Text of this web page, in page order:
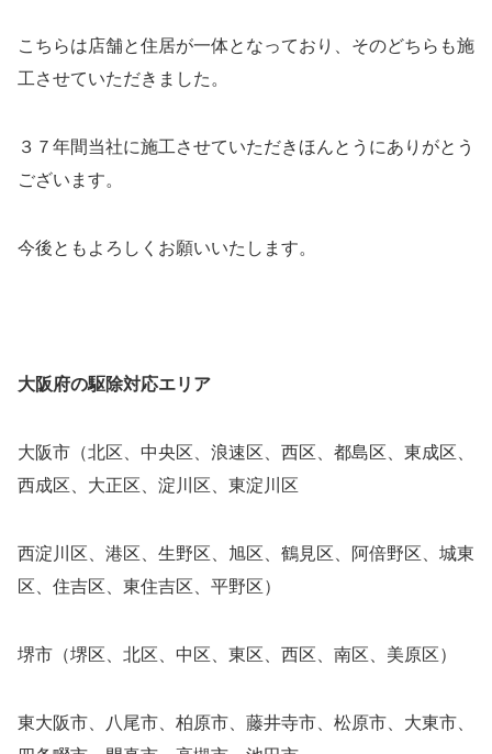
こちらは店舗と住居が一体となっており、そのどちらも施
工させていただきました。
３７年間当社に施工させていただきほんとうにありがとう
ございます。
今後ともよろしくお願いいたします。
大阪府の駆除対応エリア
大阪市（北区、中央区、浪速区、西区、都島区、東成区、
西成区、大正区、淀川区、東淀川区
西淀川区、港区、生野区、旭区、鶴見区、阿倍野区、城東
区、住吉区、東住吉区、平野区）
堺市（堺区、北区、中区、東区、西区、南区、美原区）
東大阪市、八尾市、柏原市、藤井寺市、松原市、大東市、